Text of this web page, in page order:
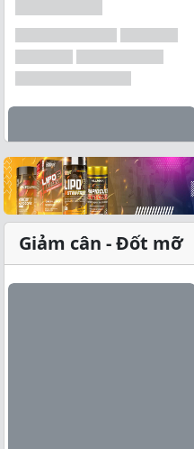
Xem
Xem
Giảm cân - Đốt mỡ